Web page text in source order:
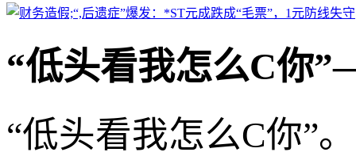
“低头看我怎么C你
“低头看我怎么C你”